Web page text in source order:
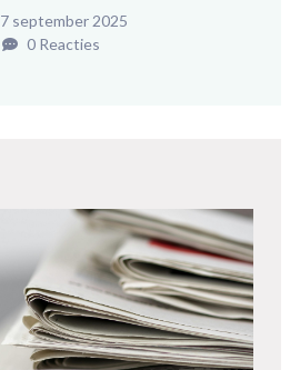
7 september 2025
0 Reacties